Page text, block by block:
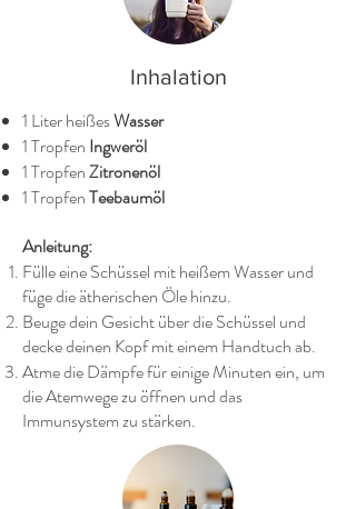
Inhalation
1 Liter heißesWasser
1 Tropfen Ingweröl
1 TropfenZitronenöl
1 TropfenTeebaumöl
Anleitung:
Fülle eine Schüssel mit heißem Wasser und
füge die ätherischen Öle hinzu.
Beuge dein Gesicht über die Schüssel und
decke deinen Kopf mit einem Handtuch ab.
Atme die Dämpfe für einige Minuten ein, um
die Atemwege zu öffnen und das
Immunsystem zu stärken.